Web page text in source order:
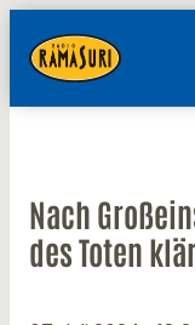
Nach
des Toten